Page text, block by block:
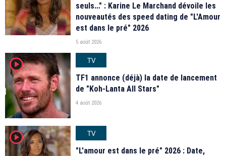
seuls…" : Karine Le Marchand dévoile les
nouveautés des speed dating de "L'Amour
est dans le pré" 2026
5 août 2026
player2
TV
TF1 annonce (déjà) la date de lancement
de "Koh-Lanta All Stars"
4 août 2026
player2
TV
"L'amour est dans le pré" 2026 : Date,